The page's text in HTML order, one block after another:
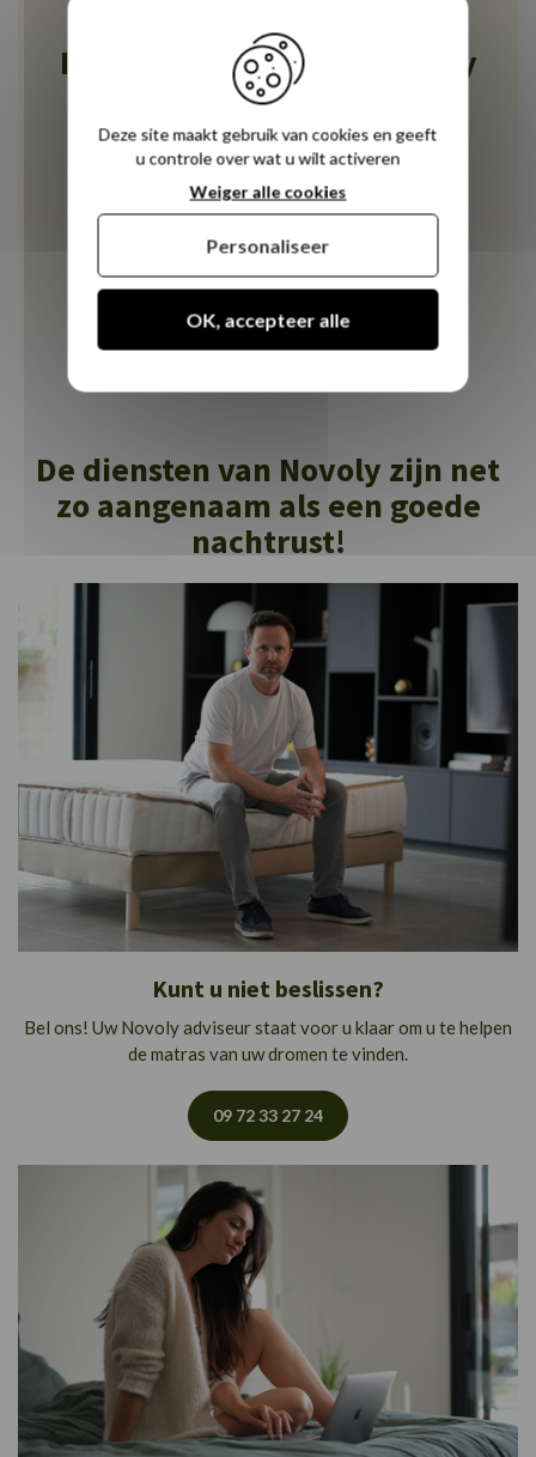
Ils ont aimé leur nuit Novoly
Alle reviews
De diensten van Novoly zijn net
zo aangenaam als een goede
nachtrust!
Kunt u niet beslissen?
Bel ons! Uw Novoly adviseur staat voor u klaar om u te helpen
de matras van uw dromen te vinden.
09 72 33 27 24
Deze site maakt gebruik van cookies en geeft
u controle over wat u wilt activeren
OK, accepteer alle
Weiger alle cookies
Personaliseer